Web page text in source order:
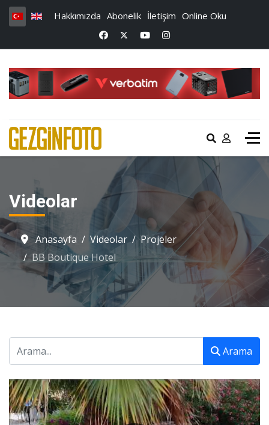
Hakkımızda Abonelik İletişim Online Oku
Videolar
Anasayfa Videolar
Projeler
BB Boutique Hotel
Arama